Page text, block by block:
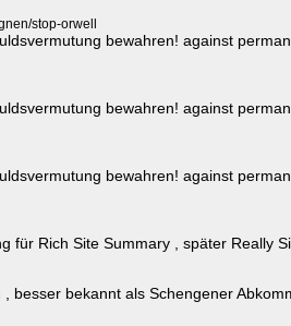
stop-orwell
bewahren! against
bewahren! against
bewahren! against
für Rich Site Summary , später Really
besser bekannt als Schengener